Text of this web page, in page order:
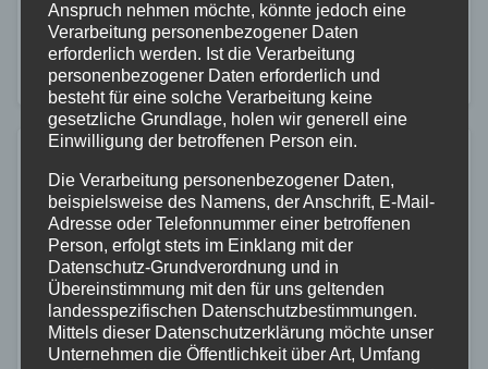
Sicherheit. Ein halbes Jahrhundert voller
Einsatzbereitschaft und Hingabe für die
Gemeinschaft.
Anspruch nehmen möchte, könnte jedoch eine
Verarbeitung personenbezogener Daten
erforderlich werden. Ist die Verarbeitung
personenbezogener Daten erforderlich und
besteht für eine solche Verarbeitung keine
gesetzliche Grundlage, holen wir generell eine
Einwilligung der betroffenen Person ein.
Die Verarbeitung personenbezogener Daten,
beispielsweise des Namens, der Anschrift, E-Mail-
Adresse oder Telefonnummer einer betroffenen
Person, erfolgt stets im Einklang mit der
Datenschutz-Grundverordnung und in
Übereinstimmung mit den für uns geltenden
landesspezifischen Datenschutzbestimmungen.
Mittels dieser Datenschutzerklärung möchte unser
Unternehmen die Öffentlichkeit über Art, Umfang